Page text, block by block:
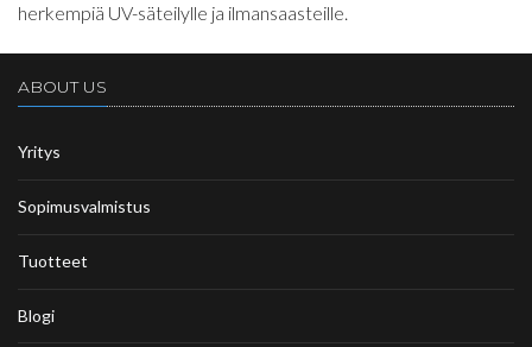
herkempiä UV-säteilylle ja ilmansaasteille.
ABOUT US
Yritys
Sopimusvalmistus
Tuotteet
Blogi